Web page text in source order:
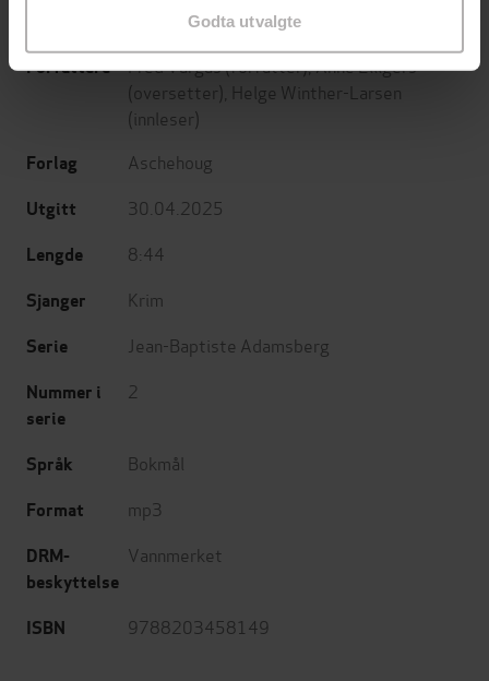
Godta utvalgte
Forfattere Fred Vargas(forfatter),Anne Elligers
(oversetter), Helge Winther-Larsen
(innleser)
Forlag Aschehoug
Utgitt 30.04.2025
Lengde 8:44
Sjanger Krim
Serie Jean-Baptiste Adamsberg
Nummer i
serie
2
Språk Bokmål
Format mp3
DRM-
beskyttelse
Vannmerket
ISBN 9788203458149